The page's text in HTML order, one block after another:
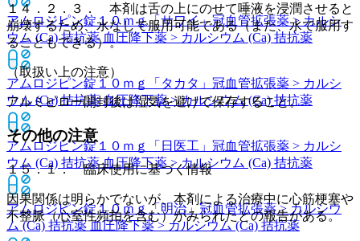
アムロジピン錠１０ｍｇ「サワイ」冠血管拡張薬 > カルシ
ウム (Ca) 拮抗薬 血圧降下薬 > カルシウム (Ca) 拮抗薬
アムロジピン錠１０ｍｇ「タカタ」 冠血管拡張薬 > カルシ
ウム (Ca) 拮抗薬 血圧降下薬 > カルシウム (Ca) 拮抗薬
アムロジピン錠１０ｍｇ「日医工」 冠血管拡張薬 > カルシ
ウム (Ca) 拮抗薬 血圧降下薬 > カルシウム (Ca) 拮抗薬
アムロジピン錠１０ｍｇ「明治」冠血管拡張薬 > カルシウ
ム (Ca) 拮抗薬 血圧降下薬 > カルシウム (Ca) 拮抗薬
１４．２．３． 本剤は舌の上にのせて唾液を浸潤させると
崩壊するため、水なしで服用可能である（また、水で服用す
ることもできる）。
（取扱い上の注意）
アルミピロー開封後は湿気を避けて保存すること。
その他の注意
１５．１． 臨床使用に基づく情報
因果関係は明らかでないが、本剤による治療中に心筋梗塞や
不整脈（心室性頻拍を含む）がみられたとの報告がある。